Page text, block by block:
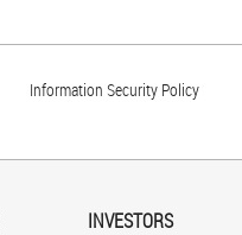
Information Security Policy
INVESTORS